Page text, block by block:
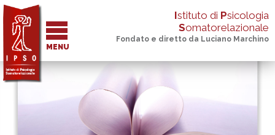
MENU
Istituto di Psicologia
Somatorelazionale
Fondato e diretto da Luciano Marchino